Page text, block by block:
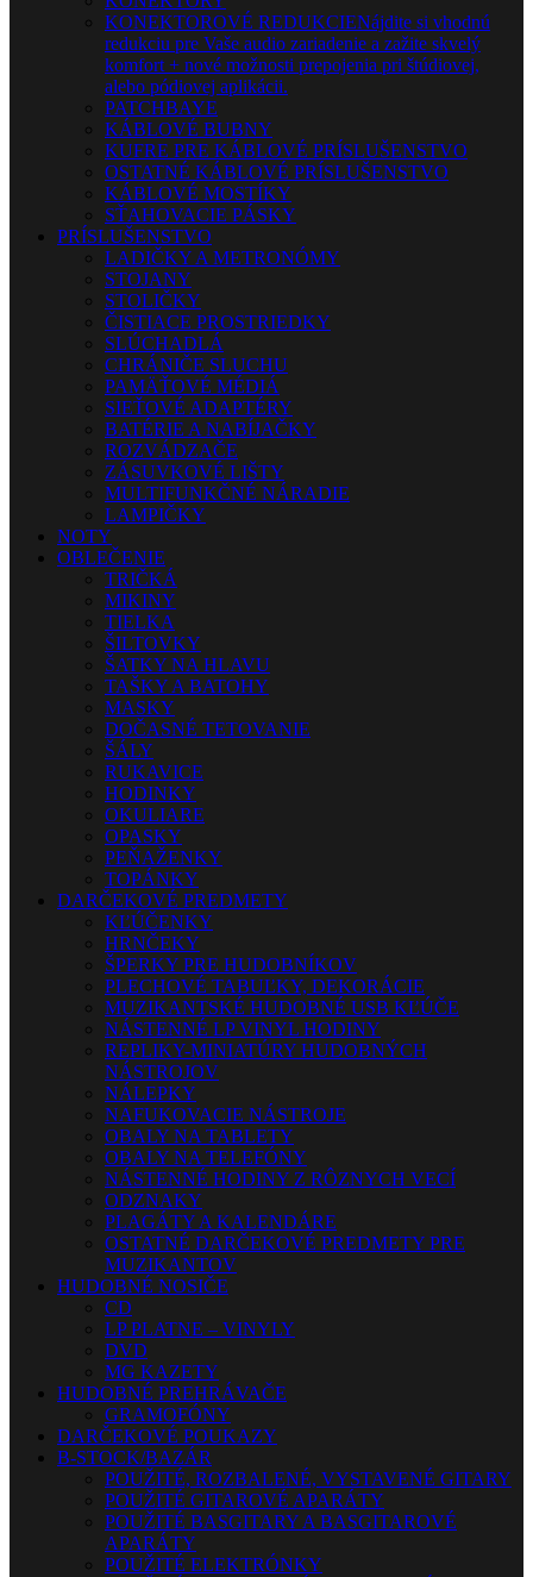
KONEKTOROVÉ REDUKCIENájdite si vhodnú
redukciu pre Vaše audio zariadenie a zažite skvelý
komfort + nové možnosti prepojenia pri štúdiovej,
alebo pódiovej aplikácii.
PATCHBAYE
KÁBLOVÉ BUBNY
KUFRE PRE KÁBLOVÉ PRÍSLUŠENSTVO
OSTATNÉ KÁBLOVÉ PRÍSLUŠENSTVO
KÁBLOVÉ MOSTÍKY
SŤAHOVACIE PÁSKY
PRÍSLUŠENSTVO
LADIČKY A METRONÓMY
STOJANY
STOLIČKY
ČISTIACE PROSTRIEDKY
SLÚCHADLÁ
CHRÁNIČE SLUCHU
PAMÄŤOVÉ MÉDIÁ
SIEŤOVÉ ADAPTÉRY
BATÉRIE A NABÍJAČKY
ROZVÁDZAČE
ZÁSUVKOVÉ LIŠTY
MULTIFUNKČNÉ NÁRADIE
LAMPIČKY
NOTY
OBLEČENIE
TRIČKÁ
MIKINY
TIELKA
ŠILTOVKY
ŠATKY NA HLAVU
TAŠKY A BATOHY
MASKY
DOČASNÉ TETOVANIE
ŠÁLY
RUKAVICE
HODINKY
OKULIARE
OPASKY
PEŇAŽENKY
TOPÁNKY
DARČEKOVÉ PREDMETY
KĽÚČENKY
HRNČEKY
ŠPERKY PRE HUDOBNÍKOV
PLECHOVÉ TABUĽKY, DEKORÁCIE
MUZIKANTSKÉ HUDOBNÉ USB KĽÚČE
NÁSTENNÉ LP VINYL HODINY
REPLIKY-MINIATÚRY HUDOBNÝCH
NÁSTROJOV
NÁLEPKY
NAFUKOVACIE NÁSTROJE
OBALY NA TABLETY
OBALY NA TELEFÓNY
NÁSTENNÉ HODINY Z RÔZNYCH VECÍ
ODZNAKY
PLAGÁTY A KALENDÁRE
OSTATNÉ DARČEKOVÉ PREDMETY PRE
MUZIKANTOV
HUDOBNÉ NOSIČE
CD
LP PLATNE – VINYLY
DVD
MG KAZETY
HUDOBNÉ PREHRÁVAČE
GRAMOFÓNY
DARČEKOVÉ POUKAZY
B-STOCK/BAZÁR
POUŽITÉ, ROZBALENÉ, VYSTAVENÉ GITARY
POUŽITÉ GITAROVÉ APARÁTY
POUŽITÉ BASGITARY A BASGITAROVÉ
APARÁTY
POUŽITÉ ELEKTRÓNKY